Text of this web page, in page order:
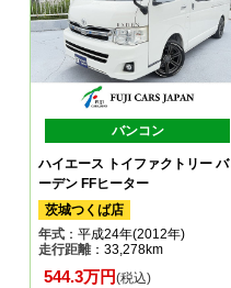
バンコン
ハイエース トイファクトリー バ
ーデン FFヒーター
茨城つくば店
年式 ：平成24年(2012年)
走行距離：33,278km
544.3万円(税込)